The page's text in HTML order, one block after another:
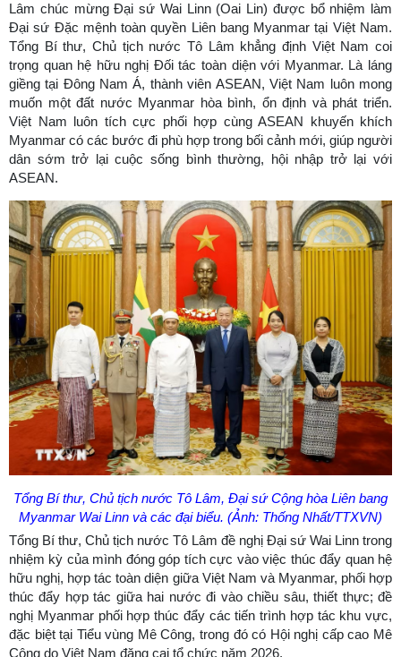
Lâm chúc mừng Đại sứ Wai Linn (Oai Lin) được bổ nhiệm làm
Đại sứ Đặc mệnh toàn quyền Liên bang Myanmar tại Việt Nam.
Tổng Bí thư, Chủ tịch nước Tô Lâm khẳng định Việt Nam coi
trọng quan hệ hữu nghị Đối tác toàn diện với Myanmar. Là láng
giềng tại Đông Nam Á, thành viên ASEAN, Việt Nam luôn mong
muốn một đất nước Myanmar hòa bình, ổn định và phát triển.
Việt Nam luôn tích cực phối hợp cùng ASEAN khuyến khích
Myanmar có các bước đi phù hợp trong bối cảnh mới, giúp người
dân sớm trở lại cuộc sống bình thường, hội nhập trở lại với
ASEAN.
Tổng Bí thư, Chủ tịch nước Tô Lâm, Đại sứ Cộng hòa Liên bang
Myanmar Wai Linn và các đại biểu. (Ảnh: Thống Nhất/TTXVN)
Tổng Bí thư, Chủ tịch nước Tô Lâm đề nghị Đại sứ Wai Linn trong
nhiệm kỳ của mình đóng góp tích cực vào việc thúc đẩy quan hệ
hữu nghị, hợp tác toàn diện giữa Việt Nam và Myanmar, phối hợp
thúc đẩy hợp tác giữa hai nước đi vào chiều sâu, thiết thực; đề
nghị Myanmar phối hợp thúc đẩy các tiến trình hợp tác khu vực,
đặc biệt tại Tiểu vùng Mê Công, trong đó có Hội nghị cấp cao Mê
Công do Việt Nam đăng cai tổ chức năm 2026.